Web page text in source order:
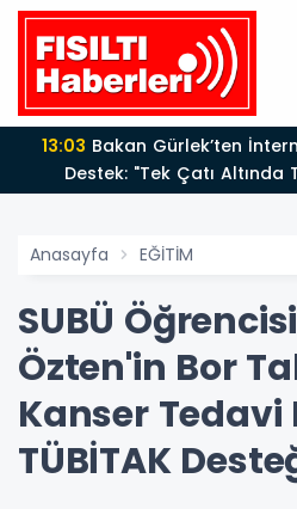
13:03
Destek: "Tek Çatı Altında
Düzenlemeye
Anasayfa EĞİTİM
SUBÜ
Özten'in Bor
Kanser Tedavi
TÜBİTAK